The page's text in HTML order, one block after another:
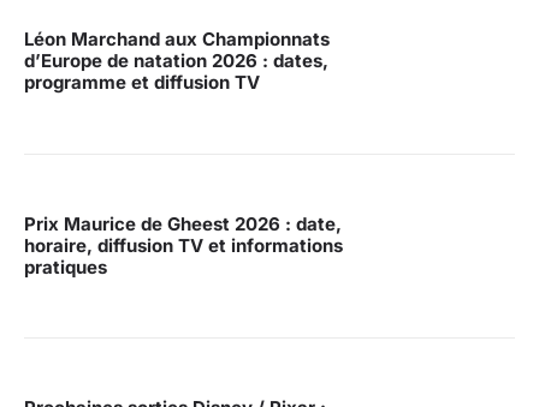
Léon Marchand aux Championnats
d’Europe de natation 2026 : dates,
programme et diffusion TV
Prix Maurice de Gheest 2026 : date,
horaire, diffusion TV et informations
pratiques